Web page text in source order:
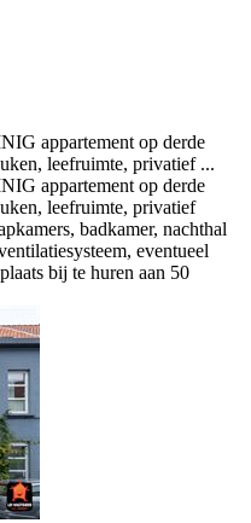
appartement op derde
leefruimte, privatief ...
appartement op derde
leefruimte, privatief
badkamer, nachthal
eventueel
bij te huren aan 50